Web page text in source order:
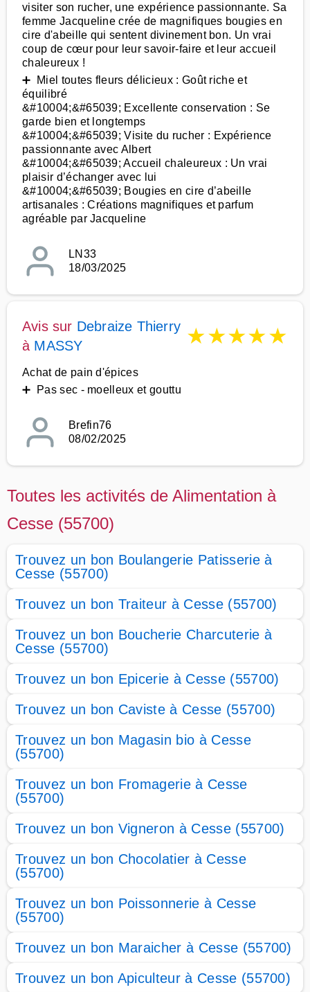
visiter son rucher, une expérience passionnante. Sa
femme Jacqueline crée de magnifiques bougies en
cire d'abeille qui sentent divinement bon. Un vrai
coup de cœur pour leur savoir-faire et leur accueil
chaleureux !
➕ Miel toutes fleurs délicieux : Goût riche et
équilibré
&#10004;&#65039; Excellente conservation : Se
garde bien et longtemps
&#10004;&#65039; Visite du rucher : Expérience
passionnante avec Albert
&#10004;&#65039; Accueil chaleureux : Un vrai
plaisir d’échanger avec lui
&#10004;&#65039; Bougies en cire d’abeille
artisanales : Créations magnifiques et parfum
agréable par Jacqueline
LN33
18/03/2025
Avis sur Debraize Thierry
à MASSY ★★★★★
Achat de pain d'épices
➕ Pas sec - moelleux et gouttu
Brefin76
08/02/2025
Toutes les activités de Alimentation à
Cesse (55700)
Trouvez un bon Boulangerie Patisserie à
Cesse (55700)
Trouvez un bon Traiteur à Cesse (55700)
Trouvez un bon Boucherie Charcuterie à
Cesse (55700)
Trouvez un bon Epicerie à Cesse (55700)
Trouvez un bon Caviste à Cesse (55700)
Trouvez un bon Magasin bio à Cesse
(55700)
Trouvez un bon Fromagerie à Cesse
(55700)
Trouvez un bon Vigneron à Cesse (55700)
Trouvez un bon Chocolatier à Cesse
(55700)
Trouvez un bon Poissonnerie à Cesse
(55700)
Trouvez un bon Maraicher à Cesse (55700)
Trouvez un bon Apiculteur à Cesse (55700)